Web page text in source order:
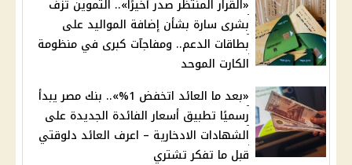
«القرار المنتظر صدر أخيرًا».. التموين تزف
بشرى سارة بشأن إضافة المواليد على
بطاقات الدعم.. ومفاجآت كبرى في منظومة
الكارت الموحد
«بعد ما العائد اتخفض 1%».. بنك مصر يبدأ
رسميًا تطبيق أسعار الفائدة الجديدة على
الشهادات الادخارية – اعرف العائد دلوقتي
قبل ما تفكر تشتري